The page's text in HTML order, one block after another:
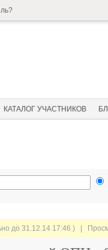
КАТАЛОГ УЧАСТНИКОВ
до 31.12.14 17:46 ) |